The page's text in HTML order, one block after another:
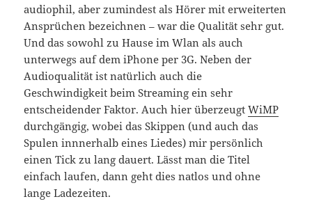
audiophil, aber zumindest als Hörer mit erweiterten
Ansprüchen bezeichnen – war die Qualität sehr gut.
Und das sowohl zu Hause im Wlan als auch
unterwegs auf dem iPhone per 3G. Neben der
Audioqualität ist natürlich auch die
Geschwindigkeit beim Streaming ein sehr
entscheidender Faktor. Auch hier überzeugtWiMP
durchgängig, wobei das Skippen (und auch das
Spulen innnerhalb eines Liedes) mir persönlich
einen Tick zu lang dauert. Lässt man die Titel
einfach laufen, dann geht dies natlos und ohne
lange Ladezeiten.